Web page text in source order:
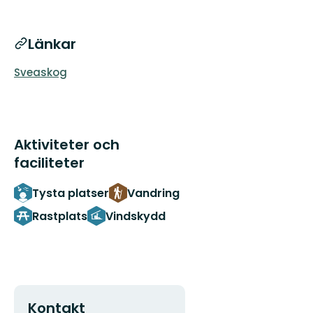
Länkar
Sveaskog
Aktiviteter och
faciliteter
Tysta platser
Vandring
Rastplats
Vindskydd
Kontakt